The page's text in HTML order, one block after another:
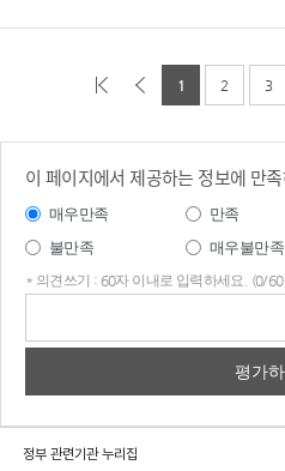
1 2 3
이 페이지에서 제공하는 정보에 만
매우만족 만족
불만족
매우불만족
* 의견쓰기 : 60자 이내로 입력하세요. (0/
정부 관련기관 누리집